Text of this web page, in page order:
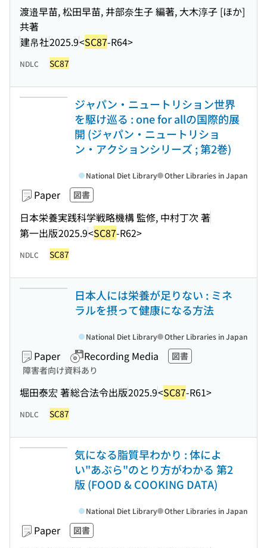
渡邉早苗, 松田早苗, 井部奈生子 編著, 大木淳子 [ほか]
共著
建帛社2025.9<SC87-R64>
NDLC SC87
ジャパン・ニュートリション世界
を駆け巡る : one for allの国際的展
開 (ジャパン・ニュートリショ
ン・アクションシリーズ ; 第2巻)
Paper 図書
日本栄養実践科学戦略機構 監修, 中村丁次 著
第一出版2025.9<SC87-R62>
National Diet Library Other Libraries in Japan
NDLC SC87
日本人には栄養が足りない : ミネ
ラルを摂って健康になる方法
Paper Recording Media
図書
障害者向け資料あり
堀田泰宏 著総合法令出版2025.9<SC87-R61>
National Diet Library Other Libraries in Japan
NDLC SC87
気になる脂質早わかり : 体によ
い"あぶら"のとり方がわかる 第2
版 (FOOD & COOKING DATA)
Paper 図書
National Diet Library Other Libraries in Japan